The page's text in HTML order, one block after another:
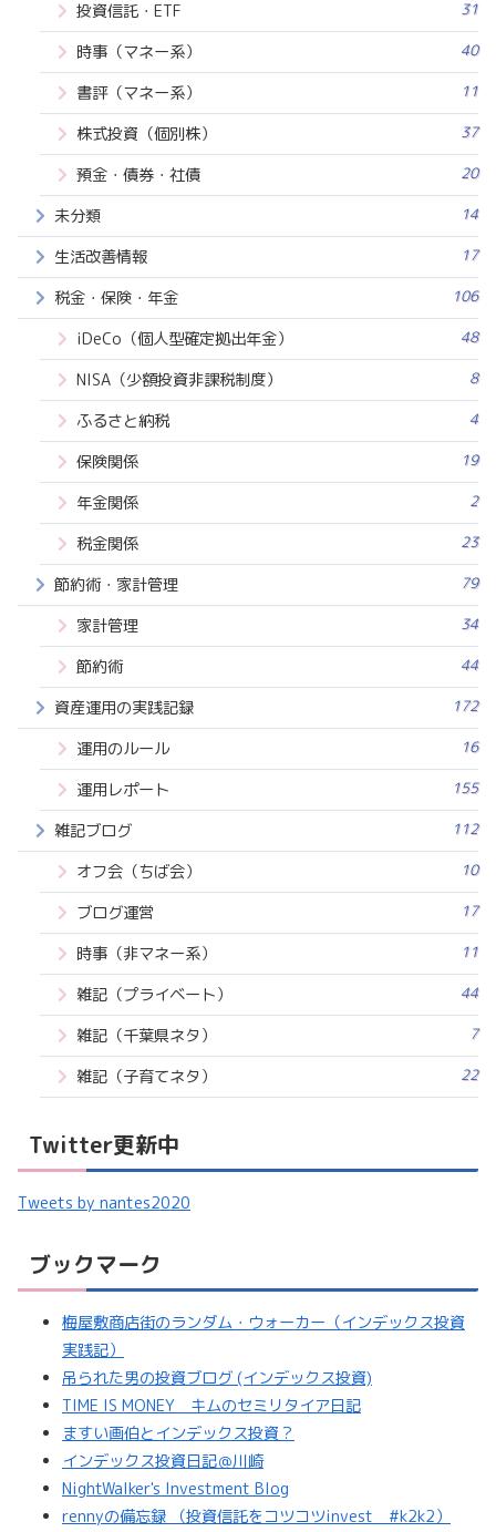
投資信託・ETF 31
時事（マネー系） 40
書評（マネー系） 11
株式投資（個別株） 37
預金・債券・社債 20
未分類 14
生活改善情報 17
税金・保険・年金 106
iDeCo（個人型確定拠出年金） 48
NISA（少額投資非課税制度） 8
ふるさと納税 4
保険関係 19
年金関係 2
税金関係 23
節約術・家計管理 79
家計管理 34
節約術 44
資産運用の実践記録 172
運用のルール 16
運用レポート 155
雑記ブログ 112
オフ会（ちば会） 10
ブログ運営 17
時事（非マネー系） 11
雑記（プライベート） 44
雑記（千葉県ネタ） 7
雑記（子育てネタ） 22
Twitter更新中
Tweets by nantes2020
ブックマーク
梅屋敷商店街のランダム・ウォーカー（インデックス投資
実践記）
吊られた男の投資ブログ (インデックス投資)
TIME IS MONEY キムのセミリタイア日記
ますい画伯とインデックス投資？
インデックス投資日記＠川崎
NightWalker's Investment Blog
rennyの備忘録 （投資信託をコツコツinvest #k2k2）